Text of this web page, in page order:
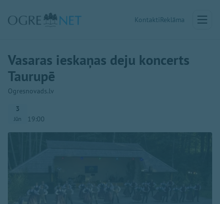
KontaktiReklāma
Vasaras ieskaņas deju koncerts
Taurupē
Ogresnovads.lv
3
Jūn 19:00